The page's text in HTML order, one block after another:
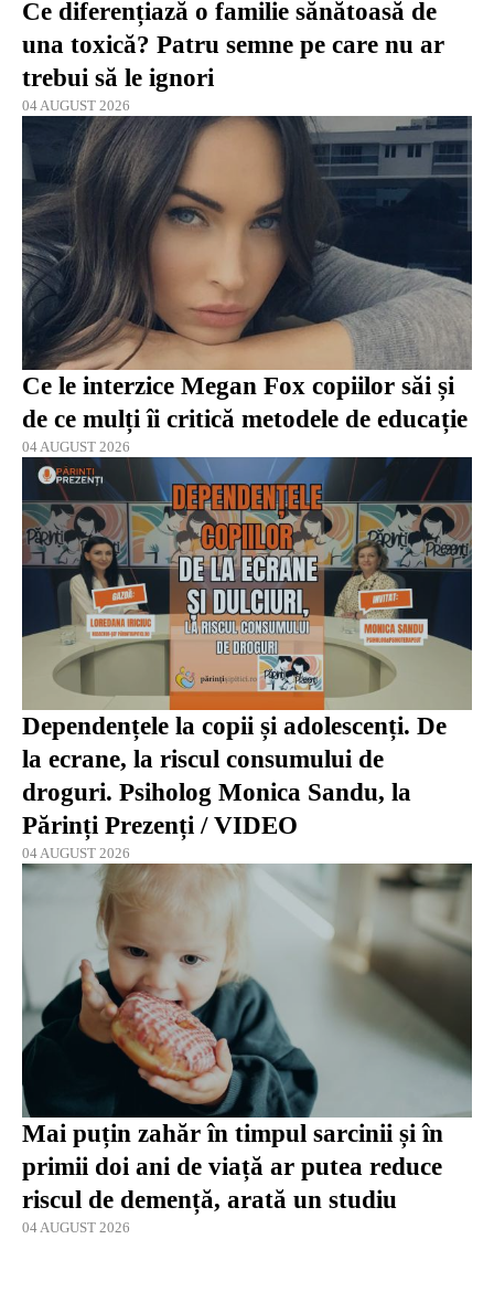
Ce diferențiază o familie sănătoasă de
una toxică? Patru semne pe care nu ar
trebui să le ignori
04 AUGUST 2026
Ce le interzice Megan Fox copiilor săi și
de ce mulți îi critică metodele de educație
04 AUGUST 2026
Dependențele la copii și adolescenți. De
la ecrane, la riscul consumului de
droguri. Psiholog Monica Sandu, la
Părinți Prezenți / VIDEO
04 AUGUST 2026
Mai puțin zahăr în timpul sarcinii și în
primii doi ani de viață ar putea reduce
riscul de demență, arată un studiu
04 AUGUST 2026